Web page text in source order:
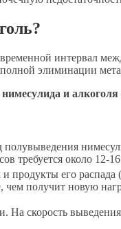
интервал
элиминации
и алкоголя
требуется около 12-
продукты его распада
чем получит новую
На скорость